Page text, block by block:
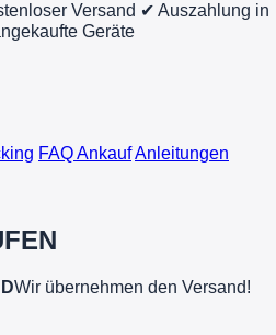
Versand ✔ Auszahlung in
Geräte
FAQ AnkaufAnleitungen
Wir übernehmen den Versand!